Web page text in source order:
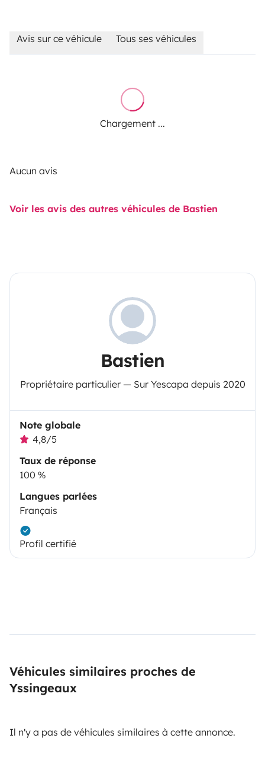
Avis sur ce véhicule Tous ses véhicules
Chargement ...
Aucun avis
Voir les avis des autres véhicules de Bastien
Bastien
Propriétaire particulier — Sur Yescapa depuis 2020
Note globale
4,8/5
Taux de réponse
100 %
Langues parlées
Français
Profil certifié
Véhicules similaires proches de
Yssingeaux
Il n'y a pas de véhicules similaires à cette annonce.